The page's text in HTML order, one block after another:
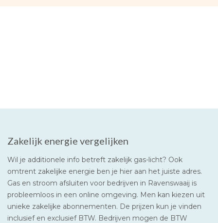
Zakelijk energie vergelijken
Wil je additionele info betreft zakelijk gas-licht? Ook
omtrent zakelijke energie ben je hier aan het juiste adres.
Gas en stroom afsluiten voor bedrijven in Ravenswaaij is
probleemloos in een online omgeving. Men kan kiezen uit
unieke zakelijke abonnementen. De prijzen kun je vinden
inclusief en exclusief BTW. Bedrijven mogen de BTW